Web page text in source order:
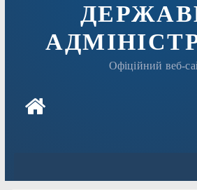
Офіційний веб-